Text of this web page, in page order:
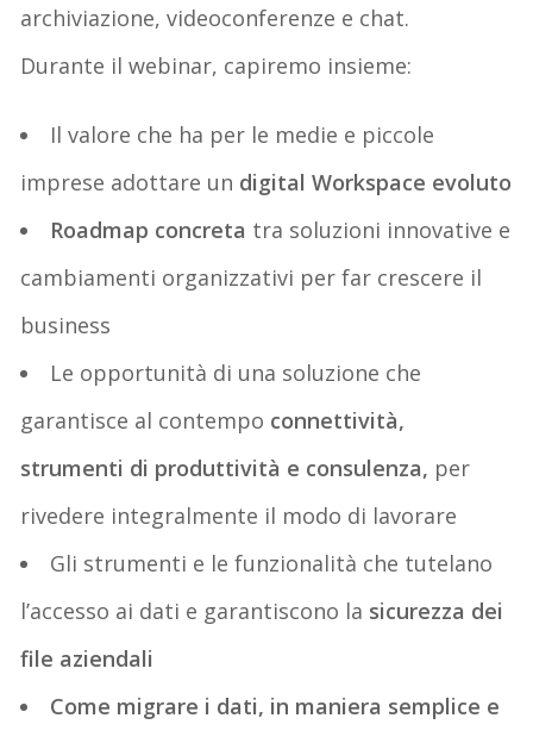
archiviazione, videoconferenze e chat.
Durante il webinar, capiremo insieme:
Il valore che ha per le medie e piccole
imprese adottare un digital Workspace evoluto
Roadmap concreta tra soluzioni innovative e
cambiamenti organizzativi per far crescere il
business
Le opportunità di una soluzione che
garantisce al contempo connettività,
strumenti di produttività e consulenza, per
rivedere integralmente il modo di lavorare
Gli strumenti e le funzionalità che tutelano
l’accesso ai dati e garantiscono la sicurezza dei
file aziendali
Come migrare i dati, in maniera semplice e